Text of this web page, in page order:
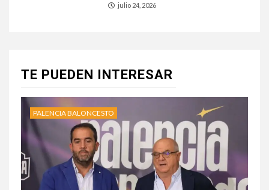
julio 24, 2026
TE PUEDEN INTERESAR
PALENCIA BALONCESTO